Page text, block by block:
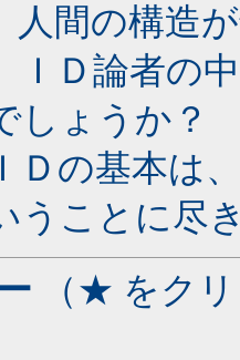
間の構造
ＩＤ論者の
しょうか
Ｄの基本は
うことに尽
（★ をク